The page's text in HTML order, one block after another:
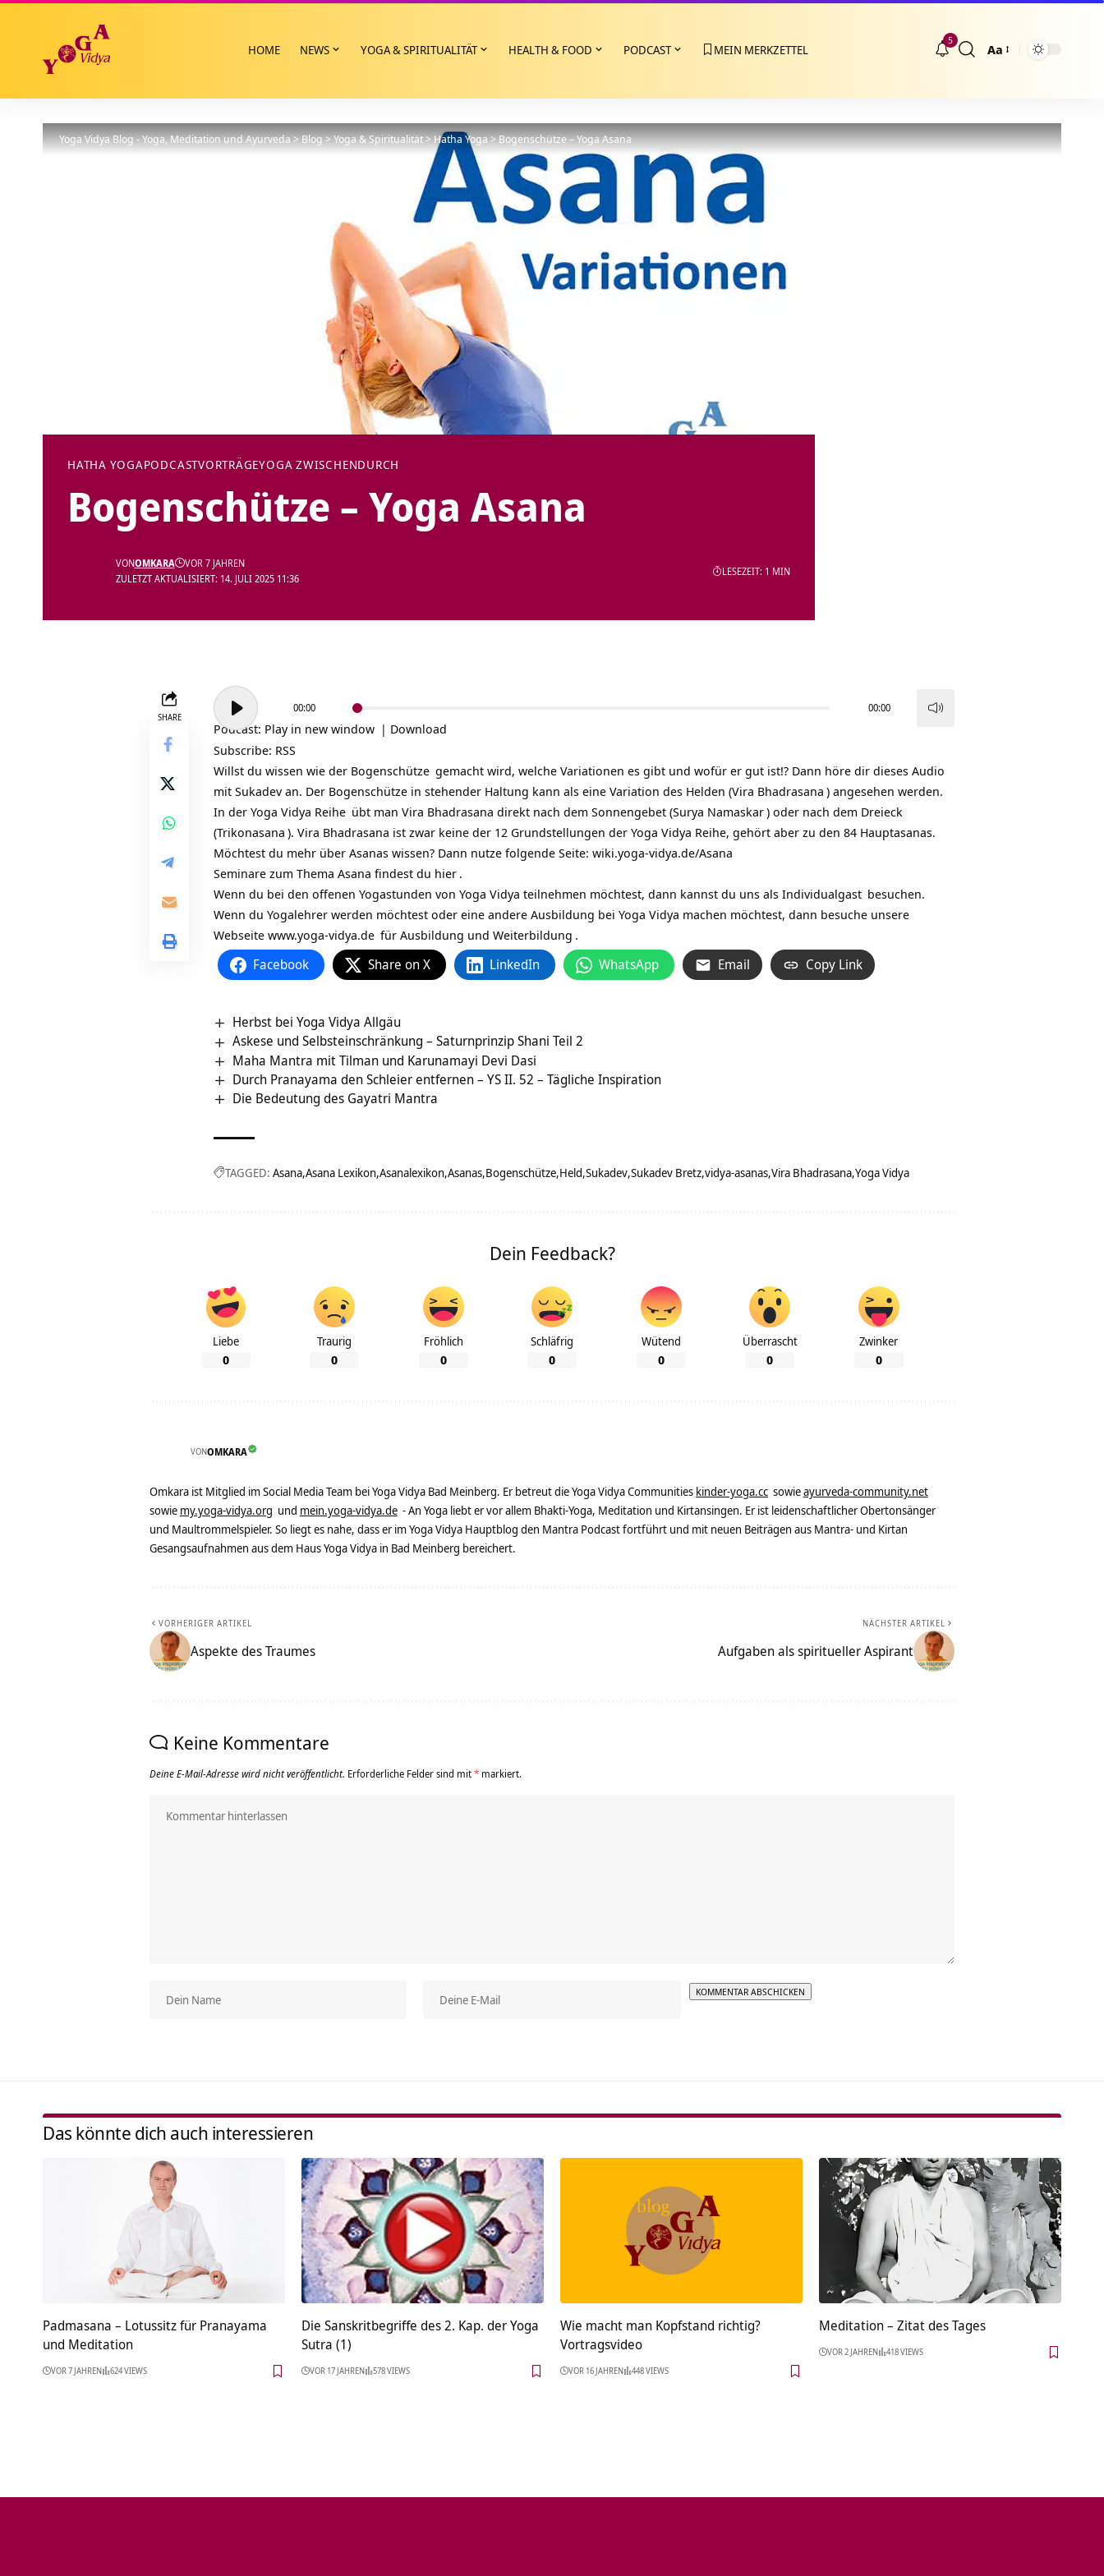
HOME NEWS YOGA & SPIRITUALITÄT HEALTH & FOOD PODCAST MEIN MERKZETTEL
5
Größenänderung
Aa
Yoga Vidya Blog - Yoga, Meditation und Ayurveda>Blog>Yoga & Spiritualität>Hatha Yoga>Bogenschütze – Yoga Asana
HATHA YOGAPODCASTVORTRÄGEYOGA ZWISCHENDURCH
Bogenschütze – Yoga Asana
ZULETZT AKTUALISIERT: 14. JULI 2025 11:36
VONOMKARA VOR 7 JAHREN
LESEZEIT: 1 MIN
SHARE
Audio-
Player
00:00 00:00
Podcast: Play in new window | Download
Subscribe: RSS
Willst du wissen wie der Bogenschütze gemacht wird, welche Variationen es gibt und wofür er gut ist!? Dann höre dir dieses Audio
mit Sukadev an. Der Bogenschütze in stehender Haltung kann als eine Variation des Helden (Vira Bhadrasana ) angesehen werden.
In der Yoga Vidya Reihe übt man Vira Bhadrasana direkt nach dem Sonnengebet (Surya Namaskar) oder nach dem Dreieck
(Trikonasana ). Vira Bhadrasana ist zwar keine der 12 Grundstellungen der Yoga Vidya Reihe, gehört aber zu den 84 Hauptasanas.
Möchtest du mehr über Asanas wissen? Dann nutze folgende Seite: wiki.yoga-vidya.de/Asana
Seminare zum Thema Asana findest du hier .
Wenn du bei den offenen Yogastunden von Yoga Vidya teilnehmen möchtest, dann kannst du uns als Individualgast besuchen.
Wenn du Yogalehrer werden möchtest oder eine andere Ausbildung bei Yoga Vidya machen möchtest, dann besuche unsere
Webseite www.yoga-vidya.de für Ausbildung und Weiterbildung .
Facebook Share on X LinkedIn WhatsApp Email Copy Link
Herbst bei Yoga Vidya Allgäu
Askese und Selbsteinschränkung – Saturnprinzip Shani Teil 2
Maha Mantra mit Tilman und Karunamayi Devi Dasi
Durch Pranayama den Schleier entfernen – YS II. 52 – Tägliche Inspiration
Die Bedeutung des Gayatri Mantra
TAGGED: Asana Asana Lexikon Asanalexikon Asanas Bogenschütze Held Sukadev Sukadev Bretz vidya-asanas Vira Bhadrasana Yoga Vidya
Dein Feedback?
Liebe
0
Traurig
0
Fröhlich
0
Schläfrig
0
Wütend
0
Überrascht
0
Zwinker
0
VONOMKARA
Omkara ist Mitglied im Social Media Team bei Yoga Vidya Bad Meinberg. Er betreut die Yoga Vidya Communities kinder-yoga.cc sowieayurveda-community.net
sowie my.yoga-vidya.org und mein.yoga-vidya.de - An Yoga liebt er vor allem Bhakti-Yoga, Meditation und Kirtansingen. Er ist leidenschaftlicher Obertonsänger
und Maultrommelspieler. So liegt es nahe, dass er im Yoga Vidya Hauptblog den Mantra Podcast fortführt und mit neuen Beiträgen aus Mantra- und Kirtan
Gesangsaufnahmen aus dem Haus Yoga Vidya in Bad Meinberg bereichert.
VORHERIGER ARTIKEL
Aspekte des Traumes
NÄCHSTER ARTIKEL
Aufgaben als spiritueller Aspirant
Keine Kommentare
Deine E-Mail-Adresse wird nicht veröffentlicht. Erforderliche Felder sind mit* markiert.
Das könnte dich auch interessieren
Padmasana – Lotussitz für Pranayama
und Meditation
VOR 7 JAHREN 624 VIEWS
Die Sanskritbegriffe des 2. Kap. der Yoga
Sutra (1)
VOR 17 JAHREN 578 VIEWS
Wie macht man Kopfstand richtig?
Vortragsvideo
VOR 16 JAHREN 448 VIEWS
Meditation – Zitat des Tages
VOR 2 JAHREN 418 VIEWS